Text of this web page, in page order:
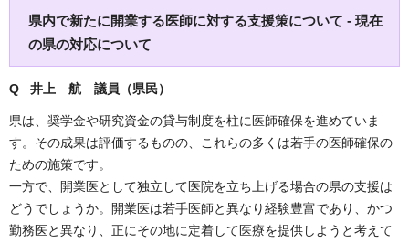
県内で新たに開業する医師に対する支援策について - 現在
の県の対応について
Q 井上 航 議員（県民）
県は、奨学金や研究資金の貸与制度を柱に医師確保を進めていま
す。その成果は評価するものの、これらの多くは若手の医師確保の
ための施策です。
一方で、開業医として独立して医院を立ち上げる場合の県の支援は
どうでしょうか。開業医は若手医師と異なり経験豊富であり、かつ
勤務医と異なり、正にその地に定着して医療を提供しようと考えて